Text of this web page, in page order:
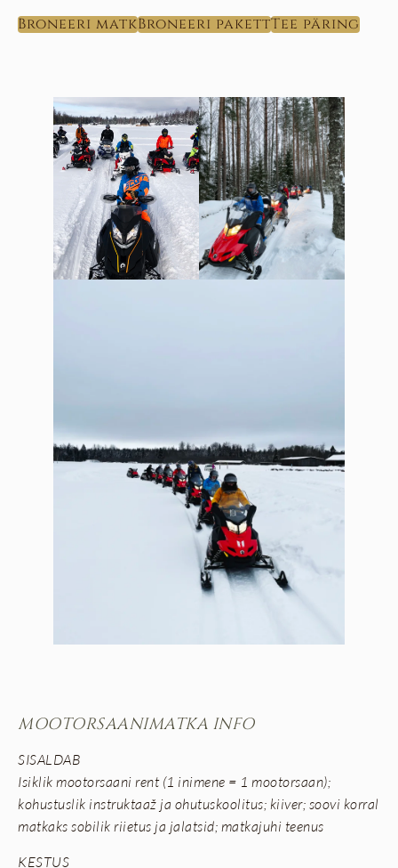
Broneeri matkBroneeri pakettTee päring
MOOTORSAANIMATKA INFO
SISALDAB
Isiklik mootorsaani rent (1 inimene = 1 mootorsaan);
kohustuslik instruktaaž ja ohutuskoolitus; kiiver; soovi korral
matkaks sobilik riietus ja jalatsid; matkajuhi teenus
KESTUS